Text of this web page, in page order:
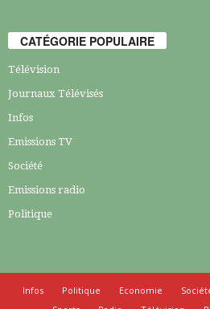
CATÉGORIE POPULAIRE
Télévision
Journaux Télévisés
Infos
Emissions TV
Société
Emissions radio
Politique
Infos Politique Economie